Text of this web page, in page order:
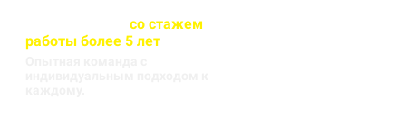
со стажем
работы более 5 лет